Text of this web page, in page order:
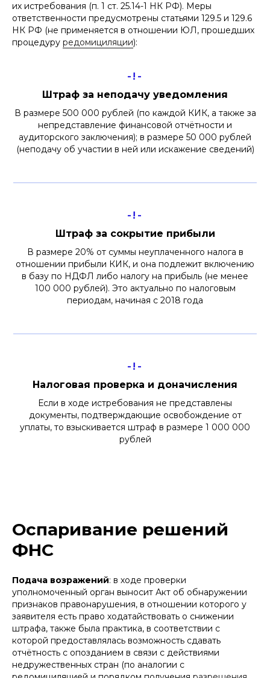
их истребования (п. 1 ст. 25.14-1 НК РФ). Меры
ответственности предусмотрены статьями 129.5 и 129.6
НК РФ (не применяется в отношении ЮЛ, прошедших
процедуру редомициляции):
-!-
Штраф за неподачу уведомления
В размере 500 000 рублей (по каждой КИК, а также за
непредставление финансовой отчётности и
аудиторского заключения); в размере 50 000 рублей
(неподачу об участии в ней или искажение сведений)
-!-
Штраф за сокрытие прибыли
В размере 20% от суммы неуплаченного налога в
отношении прибыли КИК, и она подлежит включению
в базу по НДФЛ либо налогу на прибыль (не менее
100 000 рублей). Это актуально по налоговым
периодам, начиная с 2018 года
-!-
Налоговая проверка и доначисления
Если в ходе истребования не представлены
документы, подтверждающие освобождение от
уплаты, то взыскивается штраф в размере 1 000 000
рублей
Оспаривание решений
ФНС
Подача возражений: в ходе проверки
уполномоченный орган выносит Акт об обнаружении
признаков правонарушения, в отношении которого у
заявителя есть право ходатайствовать о снижении
штрафа, также была практика, в соответствии с
которой предоставлялась возможность сдавать
отчётность с опозданием в связи с действиями
недружественных стран (по аналогии с
ПОДПИШИТЕСЬ НА НАШУ
Подписаться на рассылку
Объясняем без «воды» и даем
рекомендации, что нужно делать